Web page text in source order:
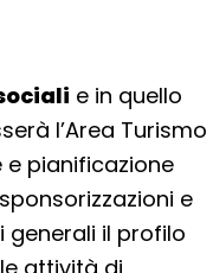
e in quello
l’Area Turismo
pianificazione
e
generali il profilo